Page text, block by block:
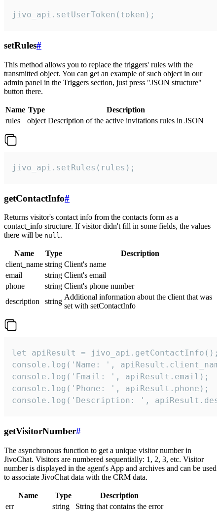
jivo_api.setUserToken(token);
setRules#
This method allows you to replace the triggers' rules with the
transmitted object. You can get an example of such object in our
admin panel in the Triggers section, just press "JSON structure"
button there.
Name Type
Description
rules
object Description of the active invitations rules in JSON
jivo_api.setRules(rules);
getContactInfo#
Returns visitor's contact info from the contacts form as a
contact_info structure. If visitor didn't fill in some fields, the values
there will be null.
Name Type
Description
client_name string Client's name
email
string Client's email
phone
string Client's phone number
description
string
Additional information about the client that was
set with setContactInfo
let apiResult = jivo_api.getContactInfo();
console.log('Name: ',
console.log('Email: ', apiResult.email);
console.log('Phone: ', apiResult.phone);
console.log('Description: ',
getVisitorNumber#
The asynchronous function to get a unique visitor number in
JivoChat. Visitors are numbered sequentially: 1, 2, 3, etc. Visitor
number is displayed in the agent's App and archives and can be used
to associate JivoChat data with the CRM data.
Name Type
Description
err
string
String that contains the error